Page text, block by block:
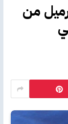
برميل من